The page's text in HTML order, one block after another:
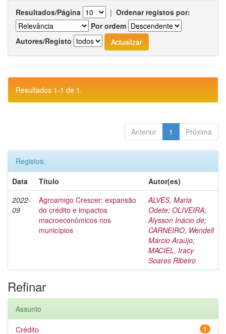
Resultados/Página | Ordenar registos por:
Por ordem
Autores/Registo
Resultados 1-1 de 1.
Anterior 1 Próxima
Registos:
Data
Título
Autor(es)
2022-
09
Agroamigo Crescer: expansão
do crédito e impactos
macroeconômicos nos
municípios
ALVES, Maria
Odete; OLIVEIRA,
Alysson Inácio de;
CARNEIRO, Wendell
Márcio Araújo;
MACIEL, Iracy
Soares Ribeiro
Refinar
Assunto
1
Crédito